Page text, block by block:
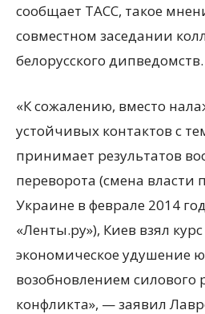
сообщает ТАСС, такое
совместном заседании
белорусского дипведомств.
«К сожалению, вместо
устойчивых контактов с
принимает результатов
переворота (смена власти
Украине в феврале 2014
«Ленты.ру»), Киев взял
экономическое удушение
возобновлением силового
конфликта», — заявил